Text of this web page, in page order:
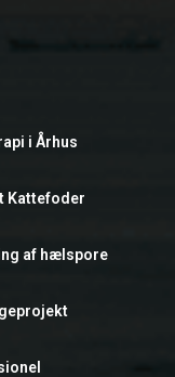
i Århus
Kattefoder
af hælspore